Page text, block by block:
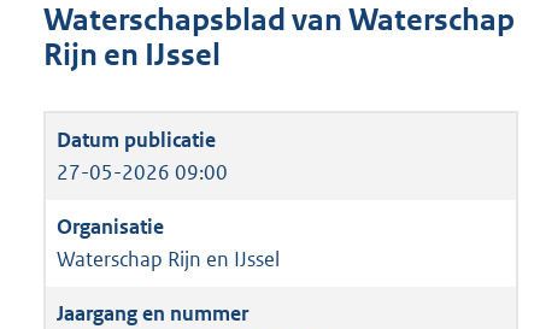
Waterschapsblad van Waterschap
Rijn en IJssel
27-05-2026 09:00
Waterschap Rijn en IJssel